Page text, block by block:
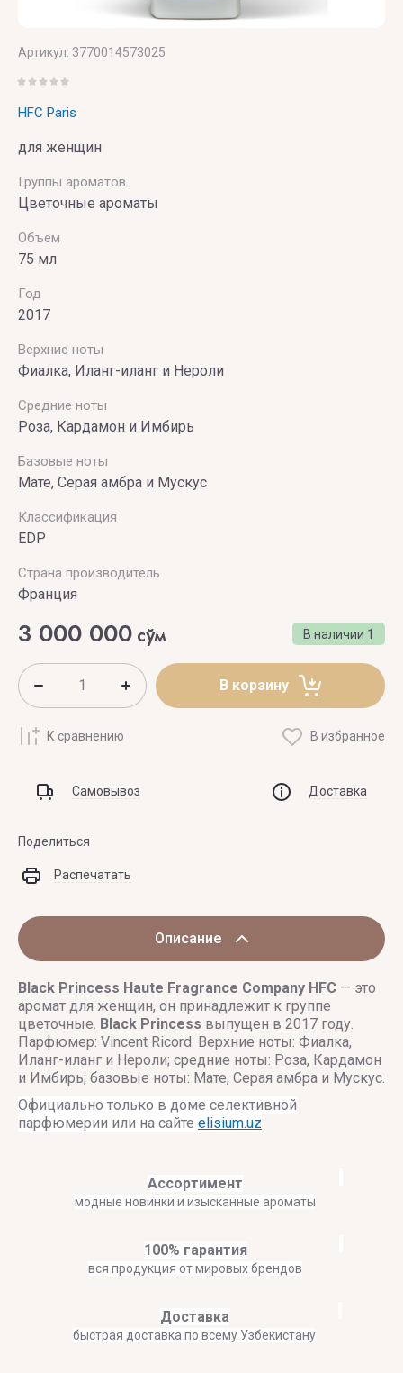
Артикул: 3770014573025
HFC Paris
для женщин
Группы ароматов
Цветочные ароматы
Объем
75 мл
Год
2017
Верхние ноты
Фиалка, Иланг-иланг и Нероли
Средние ноты
Роза, Кардамон и Имбирь
Базовые ноты
Мате, Серая амбра и Мускус
Классификация
EDP
Страна производитель
Франция
В наличии 1
3 000 000 сўм
В корзину
К сравнению В избранное
Самовывоз Доставка
Поделиться
Распечатать
Описание
Black Princess Haute Fragrance Company HFC — это
аромат для женщин, он принадлежит к группе
цветочные. Black Princess выпущен в 2017 году.
Парфюмер: Vincent Ricord. Верхние ноты: Фиалка,
Иланг-иланг и Нероли; средние ноты: Роза, Кардамон
и Имбирь; базовые ноты: Мате, Серая амбра и Мускус.
Официально только в доме селективной
парфюмерии или на сайте elisium.uz
Ассортимент
модные новинки и изысканные ароматы
100% гарантия
вся продукция от мировых брендов
Доставка
быстрая доставка по всему Узбекистану
Vertus
Victoria's
VILHELM
PARFUMERIE